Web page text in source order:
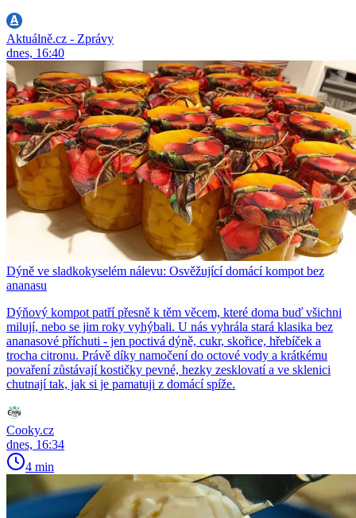
Aktuálně.cz - Zprávy
dnes, 16:40
Dýně ve sladkokyselém nálevu: Osvěžující domácí kompot bez
ananasu
Dýňový kompot patří přesně k těm věcem, které doma buď všichni
milují, nebo se jim roky vyhýbali. U nás vyhrála stará klasika bez
ananasové příchuti - jen poctivá dýně, cukr, skořice, hřebíček a
trocha citronu. Právě díky namočení do octové vody a krátkému
povaření zůstávají kostičky pevné, hezky zesklovatí a ve sklenici
chutnají tak, jak si je pamatuji z domácí spíže.
Cooky.cz
dnes, 16:34
4 min